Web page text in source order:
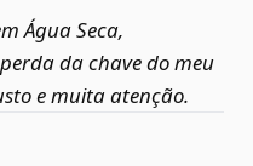
Água Seca,
da chave do meu
e muita atenção.